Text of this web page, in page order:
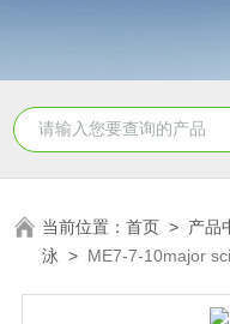
当前位置：首页 > 产品
泳 > ME7-7-10major